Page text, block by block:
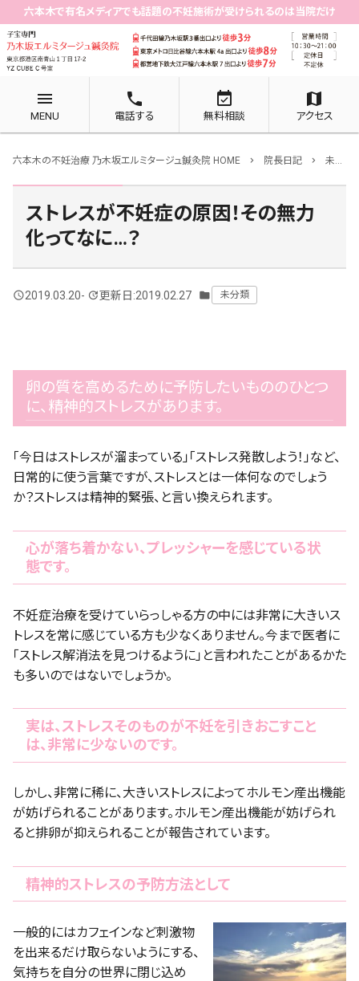
六本木で有名メディアでも話題の不妊施術が受けられるのは当院だけ
menu
MENU
phone
電話する
event_available
無料相談
map
アクセス
六本木の不妊治療 乃木坂エルミタージュ鍼灸院 HOME chevron_right 院長日記 chevron_right 未分類
ストレスが不妊症の原因！その無力
化ってなに…？
query_builder2019.03.20- update更新日:2019.02.27 folder 未分類
卵の質を高めるために予防したいもののひとつ
に、精神的ストレスがあります。
「今日はストレスが溜まっている」「ストレス発散しよう！」など、
日常的に使う言葉ですが、ストレスとは一体何なのでしょう
か？ストレスは精神的緊張、と言い換えられます。
心が落ち着かない、プレッシャーを感じている状
態です。
不妊症治療を受けていらっしゃる方の中には非常に大きいス
トレスを常に感じている方も少なくありません。今まで医者に
「ストレス解消法を見つけるように」と言われたことがあるかた
も多いのではないでしょうか。
実は、ストレスそのものが不妊を引きおこすこと
は、非常に少ないのです。
しかし、非常に稀に、大きいストレスによってホルモン産出機能
が妨げられることがあります。ホルモン産出機能が妨げられ
ると排卵が抑えられることが報告されています。
精神的ストレスの予防方法として
一般的にはカフェインなど刺激物
を出来るだけ取らないようにする、
気持ちを自分の世界に閉じ込め